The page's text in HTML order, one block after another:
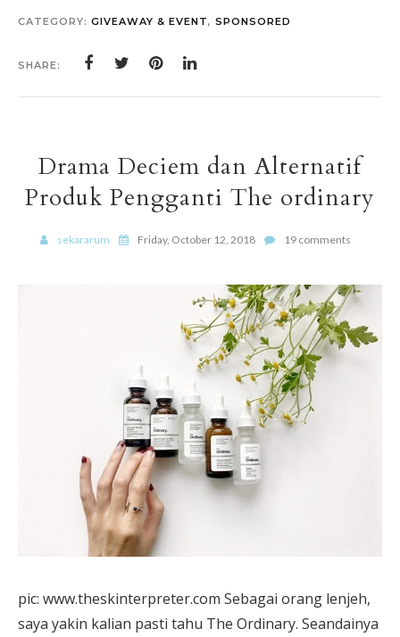
CATEGORY: GIVEAWAY & EVENT, SPONSORED
SHARE:
Drama Deciem dan Alternatif
Produk Pengganti The ordinary
sekararum Friday, October 12, 2018 19 comments
pic: www.theskinterpreter.com Sebagai orang lenjeh,
saya yakin kalian pasti tahu The Ordinary. Seandainya